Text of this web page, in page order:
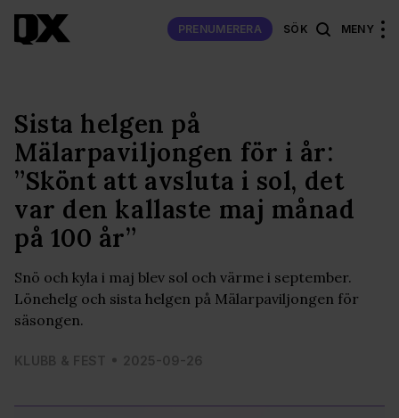
PRENUMERERA SÖK MENY
Sista helgen på
Mälarpaviljongen för i år:
”Skönt att avsluta i sol, det
var den kallaste maj månad
på 100 år”
Snö och kyla i maj blev sol och värme i september.
Lönehelg och sista helgen på Mälarpaviljongen för
säsongen.
KLUBB & FEST 2025-09-26